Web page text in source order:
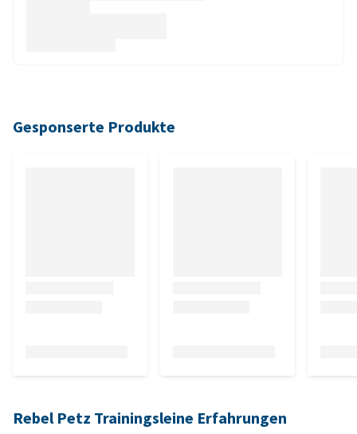
Gesponserte Produkte
Rebel Petz Trainingsleine Erfahrungen